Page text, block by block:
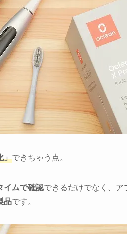
」できちゃう点。
イムで確認できるだけでなく、
品です。